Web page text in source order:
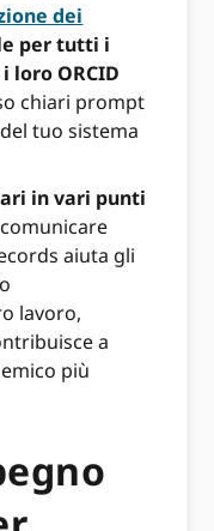
dei
per tutti i
loro ORCID
chiari prompt
tuo sistema
in vari punti
aiuta gli
lavoro,
a
più